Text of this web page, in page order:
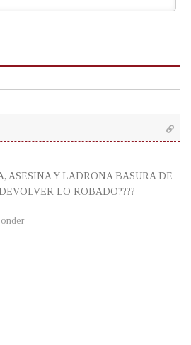
ASESINA Y LADRONA BASURA DE
LO ROBADO????